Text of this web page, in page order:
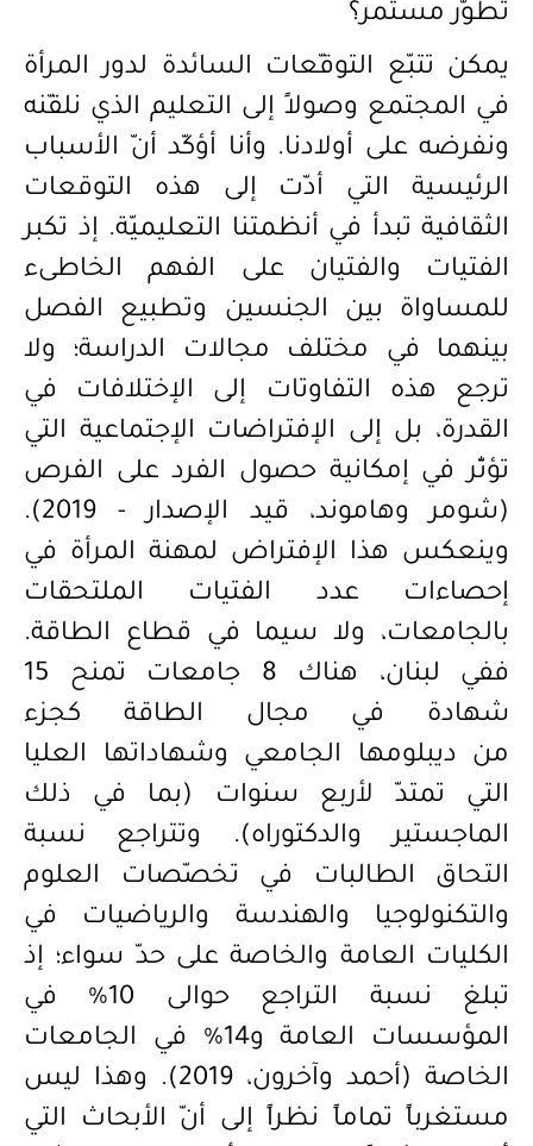
تطوّر مستمر؟
يمكن تتبّع التوقّعات السائدة لدور المرأة
في المجتمع وصولاً إلى التعليم الذي نلقّنه
ونفرضه على أولادنا. وأنا أؤكّد أن الأسباب
الرئيسية التي أدّت إلى هذه التوقعات
الثقافية تبدأ في أنظمتنا التعليميّة. إذ تكبر
الفتيات والفتيان على الفهم الخاطىء
للمساواة بين الجنسين وتطبيع الفصل
بينهما في مختلف مجالات الدراسة؛ ولا
ترجع هذه التفاوتات إلى الإختلافات في
القدرة، بل إلى الفتراضات الإجتماعية التي
تؤثّر في إمكانية حصول الفرد على الفرص
(شومر وهاموند، قيد الإصدار
- 2019).
وينعكس هذا الإفتراض لمهنة المرأة في
إحصاءات عدد الفتيات الملتحقات
بالجامعات، ولا سيما في قطاع الطاقة.
ففي لبنان، هناك 8 جامعات تمنح 15
شهادة في مجال الطاقة كجزء
من ديبلومها الجامعي وشهاداتها العليا
التي تمتدّ لأربع سنوات (بما في ذلك
الماجستير والدكتوراه). وتتراجع نسبة
التحاق الطالبات في تخصّصات العلوم
والتكنولوجيا والهندسة والرياضيات في
الكليات العامة والخاصة على حدّ سواء؛ إذ
تبلغ نسبة التراجع حوالى 10% في
المؤسسات العامة و14% في الجامعات
الخاصة (أحمد وآخرون، 2019). وهذا ليس
مستغرباً تماماً نظراً إلى أنّ الأبحاث التي